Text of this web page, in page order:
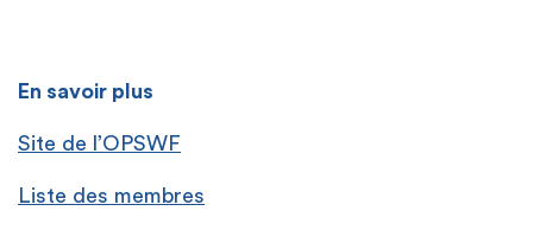
En savoir plus
Site de l’OPSWF
Liste des membres